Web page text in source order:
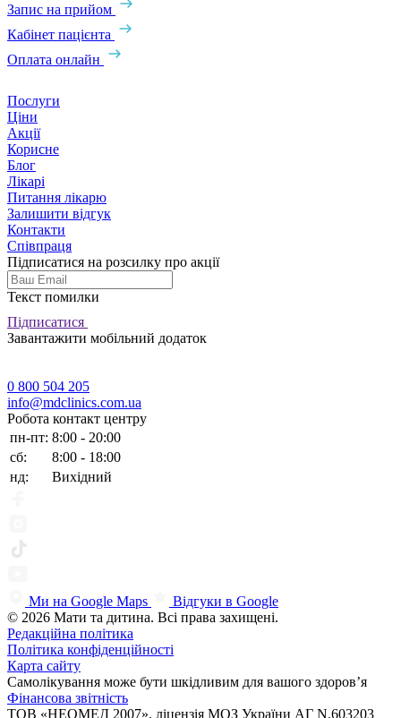
Запис на прийом
Кабінет пацієнта
Оплата онлайн
Послуги
Ціни
Акції
Корисне
Блог
Лікарі
Питання лікарю
Залишити відгук
Контакти
Співпраця
Підписатися на розсилку про акції
Текст помилки
Підписатися
Завантажити мобільний додаток
0 800 504 205
info@mdclinics.com.ua
Робота контакт центру
пн-пт: 8:00 - 20:00
сб:
8:00 - 18:00
нд:
Вихідний
Ми на Google Maps
Відгуки в Google
© 2026 Мати та дитина. Всі права захищені.
Редакційна політика
Політика конфіденційності
Карта сайту
Самолікування може бути шкідливим для вашого здоров’я
Фінансова звітність
ТОВ «НЕОМЕД 2007», ліцензія МОЗ України АГ N.603203